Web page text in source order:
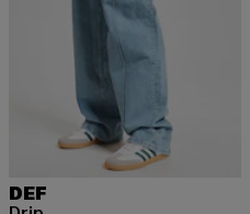
DEF